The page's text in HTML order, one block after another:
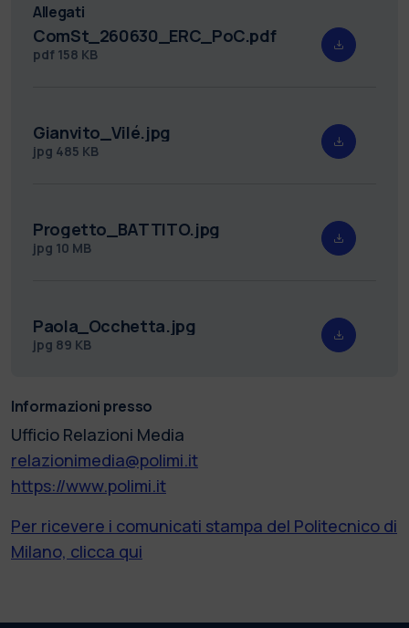
Allegati
ComSt_260630_ERC_PoC.pdf
pdf 158 KB
Gianvito_Vilé.jpg
jpg 485 KB
Progetto_BATTITO.jpg
jpg 10 MB
Paola_Occhetta.jpg
jpg 89 KB
Informazioni presso
Ufficio Relazioni Media
relazionimedia@polimi.it
https://www.polimi.it
Per ricevere i comunicati stampa del Politecnico di
Milano, clicca qui